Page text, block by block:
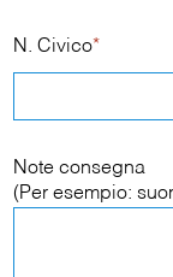
N. Civico*
Note consegna
(Per esempio: